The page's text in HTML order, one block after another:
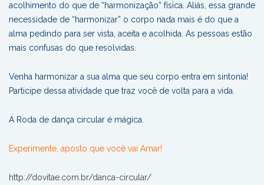
acolhimento do que de “harmonização” física. Aliás, essa grande
necessidade de “harmonizar” o corpo nada mais é do que a
alma pedindo para ser vista, aceita e acolhida. As pessoas estão
mais confusas do que resolvidas.
Venha harmonizar a sua alma que seu corpo entra em sintonia!
Participe dessa atividade que traz você de volta para a vida.
A Roda de dança circular é mágica.
Experimente, aposto que você vai Amar!
http://dovitae.com.br/danca-circular/